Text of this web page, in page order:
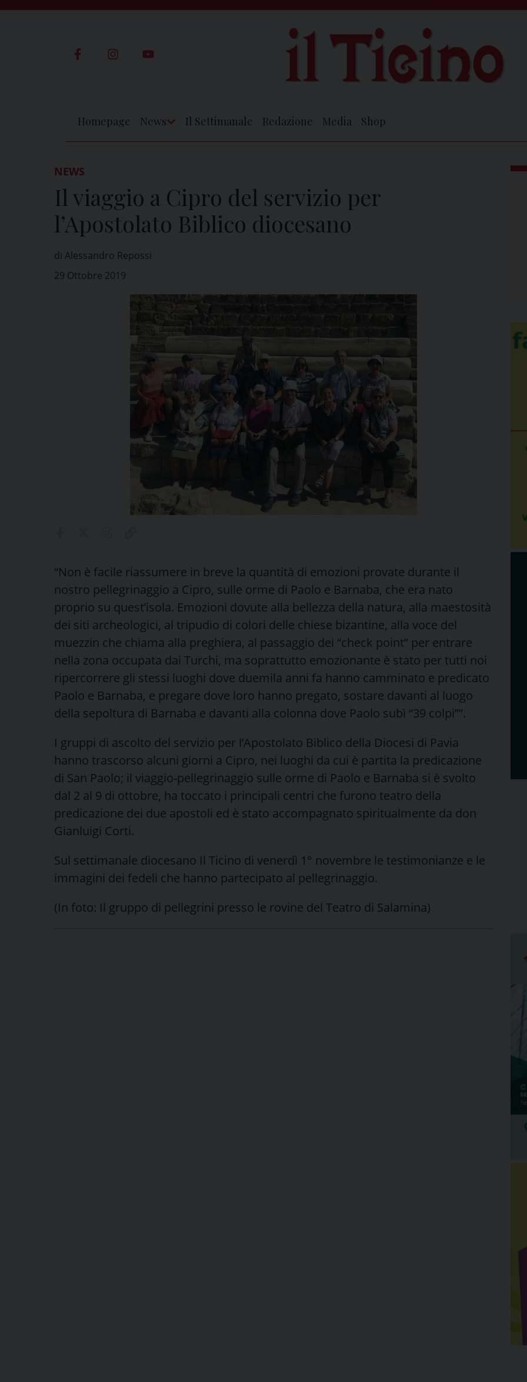
Homepage News Il Settimanale Redazione Media Shop
NEWS
Il viaggio a Cipro del servizio per
l’Apostolato Biblico diocesano
di Alessandro Repossi
29 Ottobre 2019
“Non è facile riassumere in breve la quantità di emozioni provate durante il
nostro pellegrinaggio a Cipro, sulle orme di Paolo e Barnaba, che era nato
proprio su quest’isola. Emozioni dovute alla bellezza della natura, alla maestosità
dei siti archeologici, al tripudio di colori delle chiese bizantine, alla voce del
muezzin che chiama alla preghiera, al passaggio dei “check point” per entrare
nella zona occupata dai Turchi, ma soprattutto emozionante è stato per tutti noi
ripercorrere gli stessi luoghi dove duemila anni fa hanno camminato e predicato
Paolo e Barnaba, e pregare dove loro hanno pregato, sostare davanti al luogo
della sepoltura di Barnaba e davanti alla colonna dove Paolo subì “39 colpi””.
I gruppi di ascolto del servizio per l’Apostolato Biblico della Diocesi di Pavia
hanno trascorso alcuni giorni a Cipro, nei luoghi da cui è partita la predicazione
di San Paolo; il viaggio-pellegrinaggio sulle orme di Paolo e Barnaba si è svolto
dal 2 al 9 di ottobre, ha toccato i principali centri che furono teatro della
predicazione dei due apostoli ed è stato accompagnato spiritualmente da don
Gianluigi Corti.
Sul settimanale diocesano Il Ticino di venerdì 1° novembre le testimonianze e le
immagini dei fedeli che hanno partecipato al pellegrinaggio.
(In foto: Il gruppo di pellegrini presso le rovine del Teatro di Salamina)